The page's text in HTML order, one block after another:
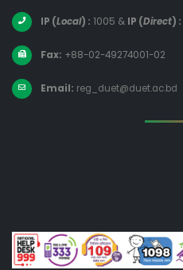
IP (Local) : 1005 & IP (Direct) :
Fax: +88-02-49274001-02
Email: reg_duet@duet.ac.bd